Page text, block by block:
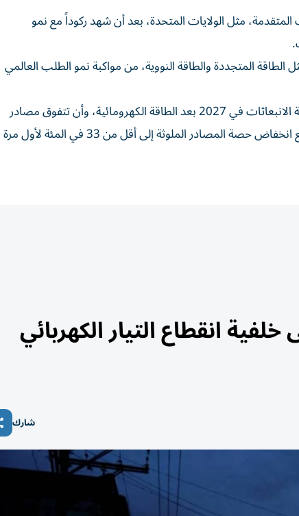
مثل الولايات المتحدة، بعد أن شهد ركوداً مع نمو
المتجددة والطاقة النووية، من مواكبة نمو الطلب العالمي
ومن المتوقع أن تصبح الطاقة الشمسية ثاني أكبر مصدر للطاقة منخفضة الانبعاثات في 2027 بعد الطاقة الكهرومائية، وأن تتفوق مصادر
الطاقة المتجددة في المجمل على الفحم في توليد الطاقة خلال 2025 مع انخفاض حصة المصادر الملوثة إلى أقل من 33 في المئة لأول مرة
انقطاع التيار الكهربائي
شارك